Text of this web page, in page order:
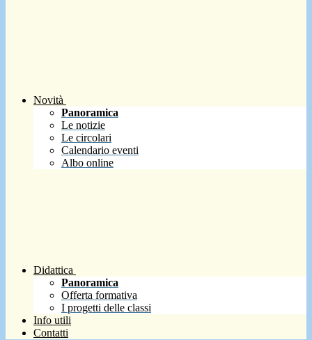
Novità
Panoramica
Le notizie
Le circolari
Calendario eventi
Albo online
Didattica
Panoramica
Offerta formativa
I progetti delle classi
Info utili
Contatti